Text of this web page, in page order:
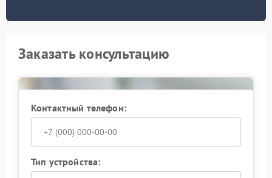
Заказать консультацию
Контактный телефон:
Тип устройства: